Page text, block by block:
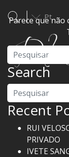
Pt
Parece que não
Search
Pesquisar
Recent
RUI
PRIVADO
IVETE